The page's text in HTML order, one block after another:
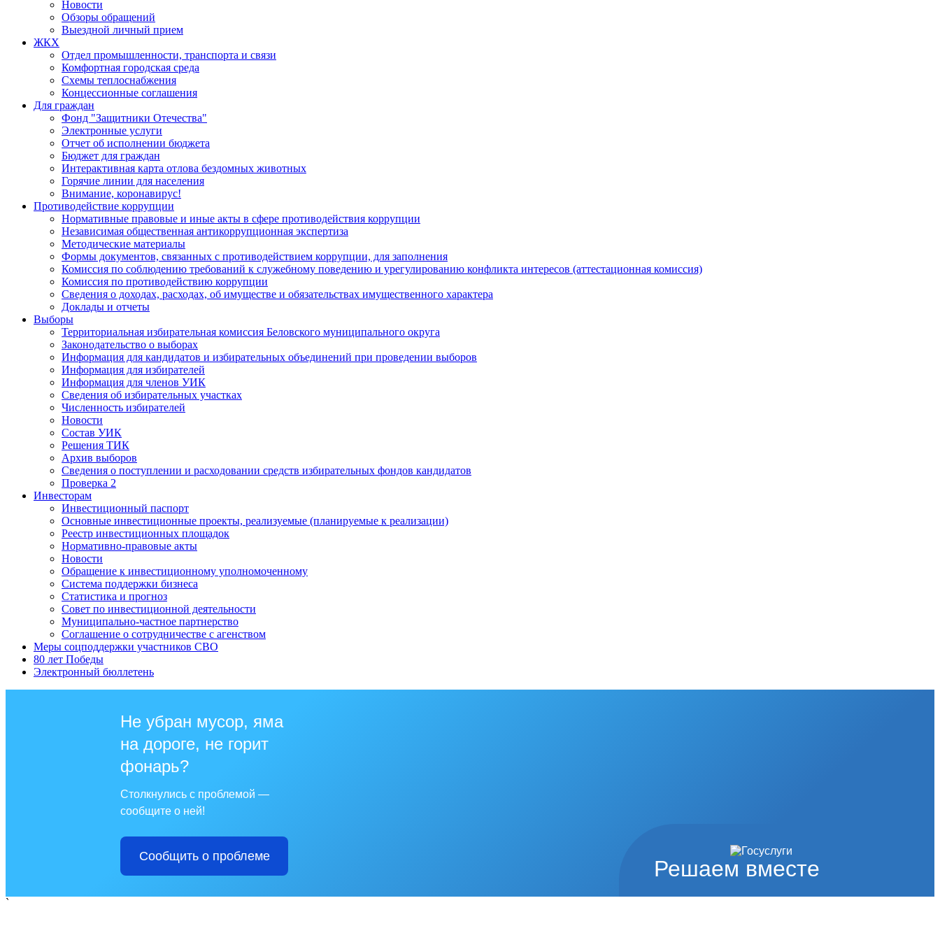
Новости
Обзоры обращений
Выездной личный прием
ЖКХ
Отдел промышленности, транспорта и связи
Комфортная городская среда
Схемы теплоснабжения
Концессионные соглашения
Для граждан
Фонд "Защитники Отечества"
Электронные услуги
Отчет об исполнении бюджета
Бюджет для граждан
Интерактивная карта отлова бездомных животных
Горячие линии для населения
Внимание, коронавирус!
Противодействие коррупции
Нормативные правовые и иные акты в сфере противодействия коррупции
Независимая общественная антикоррупционная экспертиза
Методические материалы
Формы документов, связанных с противодействием коррупции, для заполнения
Комиссия по соблюдению требований к служебному поведению и урегулированию конфликта интересов (аттестационная комиссия)
Комиссия по противодействию коррупции
Сведения о доходах, расходах, об имуществе и обязательствах имущественного характера
Доклады и отчеты
Выборы
Территориальная избирательная комиссия Беловского муниципального округа
Законодательство о выборах
Информация для кандидатов и избирательных объединений при проведении выборов
Информация для избирателей
Информация для членов УИК
Сведения об избирательных участках
Численность избирателей
Новости
Состав УИК
Решения ТИК
Архив выборов
Сведения о поступлении и расходовании средств избирательных фондов кандидатов
Проверка 2
Инвесторам
Инвестиционный паспорт
Основные инвестиционные проекты, реализуемые (планируемые к реализации)
Реестр инвестиционных площадок
Нормативно-правовые акты
Новости
Обращение к инвестиционному уполномоченному
Система поддержки бизнеса
Статистика и прогноз
Совет по инвестиционной деятельности
Муниципально-частное партнерство
Соглашение о сотрудничестве с агенством
Меры соцподдержки участников СВО
80 лет Победы
Электронный бюллетень
Решаем вместе
Не убран мусор, яма
на дороге, не горит
фонарь?
Столкнулись с проблемой —
сообщите о ней!
Сообщить о проблеме
`